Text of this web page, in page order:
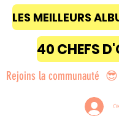
Rejoins la communauté